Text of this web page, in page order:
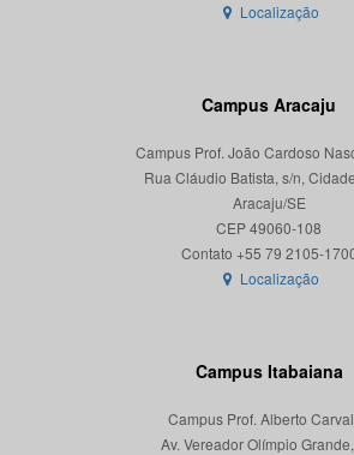
Localização
Campus Aracaju
Campus Prof. João Cardoso
Rua Cláudio Batista, s/n,
Aracaju/SE
CEP 49060-108
Localização
Campus Itabaiana
Campus Prof. Alberto
Av. Vereador Olímpio